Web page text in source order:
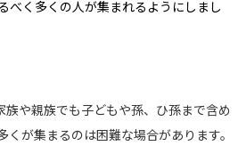
べく多くの人が集まれるようにしまし
族や親族でも子どもや孫、ひ孫まで含め
くが集まるのは困難な場合があります。